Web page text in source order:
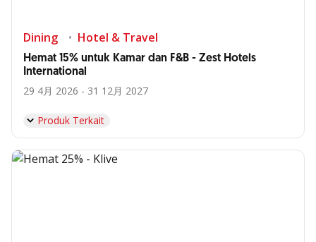
Dining Hotel & Travel
Hemat 15% untuk Kamar dan F&B - Zest Hotels
International
29 4月 2026 - 31 12月 2027
Produk Terkait